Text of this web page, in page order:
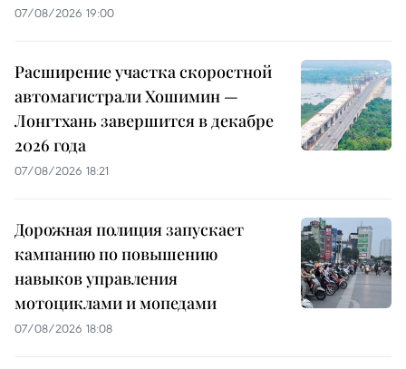
07/08/2026 19:00
Расширение участка скоростной
автомагистрали Хошимин —
Лонгтхань завершится в декабре
2026 года
07/08/2026 18:21
Дорожная полиция запускает
кампанию по повышению
навыков управления
мотоциклами и мопедами
07/08/2026 18:08